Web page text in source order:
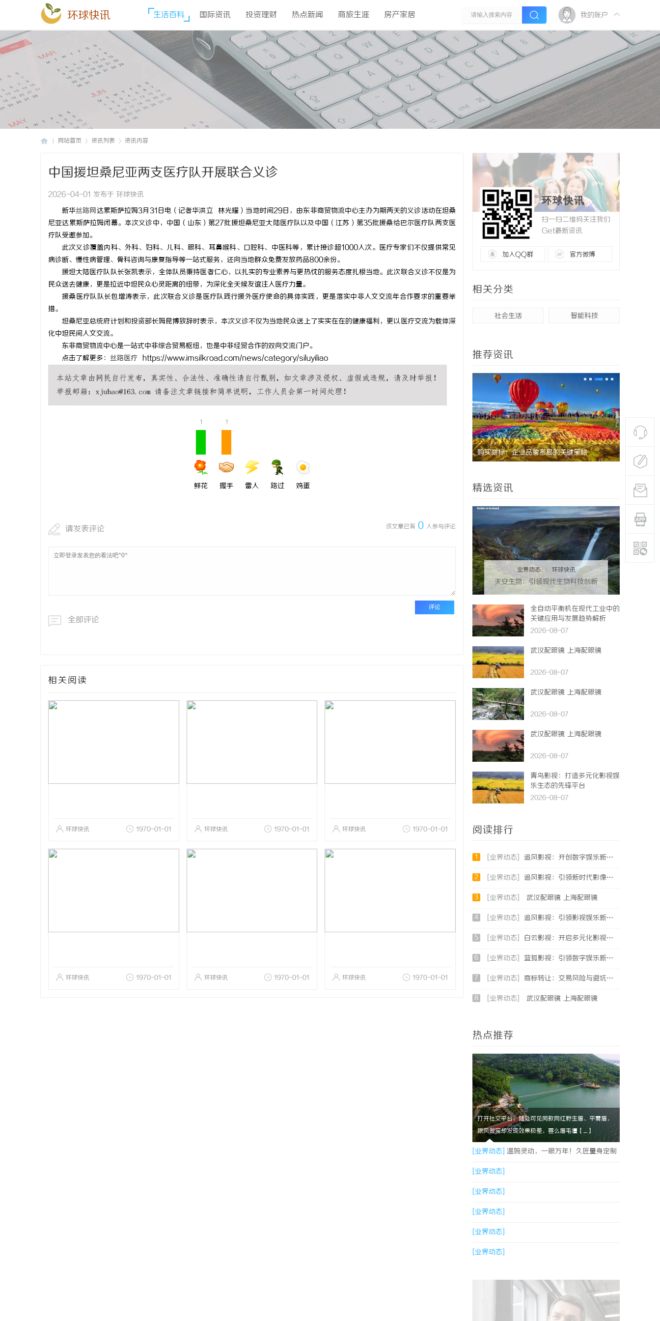
环球快讯 生活百科 国际资讯 投资理财 热点新闻 商旅生涯 房产家居 我的账户
网站首页 资讯列表 资讯内容
中国援坦桑尼亚两支医疗队开展联合义诊
2026-04-01 发布于 环球快讯
新华丝路网达累斯萨拉姆3月31日电（记者华洪立 林光耀）当地时间29日，由东非商贸物流中心主办为期两天的义诊活动在坦桑
尼亚达累斯萨拉姆闭幕。本次义诊中，中国（山东）第27批援坦桑尼亚大陆医疗队以及中国（江苏）第35批援桑给巴尔医疗队两支医
疗队受邀参加。
此次义诊覆盖内科、外科、妇科、儿科、眼科、耳鼻喉科、口腔科、中医科等，累计接诊超1000人次。医疗专家们不仅提供常见
病诊断、慢性病管理、骨科咨询与康复指导等一站式服务，还向当地群众免费发放药品800余份。
援坦大陆医疗队队长张凯表示，全体队员秉持医者仁心，以扎实的专业素养与更热忱的服务态度扎根当地。此次联合义诊不仅是为
民众送去健康，更是拉近中坦民众心灵距离的纽带，为深化全天候友谊注入医疗力量。
援桑医疗队队长包增涛表示，此次联合义诊是医疗队践行援外医疗使命的具体实践，更是落实中非人文交流年合作要求的重要举
措。
坦桑尼亚总统府计划和投资部长姆昆博致辞时表示，本次义诊不仅为当地民众送上了实实在在的健康福利，更以医疗交流为载体深
化中坦民间人文交流。
东非商贸物流中心是一站式中非综合贸易枢纽，也是中非经贸合作的双向交流门户。
点击了解更多： 丝路医疗 https://www.imsilkroad.com/news/category/siluyiliao
1
鲜花
1
握手 雷人 路过 鸡蛋
该文章已有 0 人参与评论
请发表评论
评论
全部评论
相关阅读
环球快讯 1970-01-01 环球快讯 1970-01-01 环球快讯 1970-01-01
环球快讯 1970-01-01 环球快讯 1970-01-01 环球快讯 1970-01-01
环球快讯
扫一扫二维码关注我们
Get最新资讯
加入QQ群 官方微博
相关分类
社会生活 智能科技
推荐资讯
开店最怕“搜不到”为什么隔壁店铺没花钱，
ai却天天给他免费派单？
购买商标：企业品牌布局的关键策略 武汉配眼
精选资讯
业界动态 环球快讯
天安生物：引领现代生物科技创新
发展的先锋企业
全自动平衡机在现代工业中的
关键应用与发展趋势解析
2026-08-07
武汉配眼镜 上海配眼镜
2026-08-07
武汉配眼镜 上海配眼镜
2026-08-07
武汉配眼镜 上海配眼镜
2026-08-07
青鸟影视：打造多元化影视娱
乐生态的先锋平台
2026-08-07
阅读排行
1 [业界动态] 追风影视：开创数字娱乐新时代的先锋平台
2 [业界动态] 追风影视：引领新时代影像文化的创新平台
3 [业界动态] 武汉配眼镜 上海配眼镜
4 [业界动态] 追风影视：引领影视娱乐新时代的全方位平台
5 [业界动态] 白云影视：开启多元化影视创作新时代的领航者
6 [业界动态] 蓝狐影视：引领数字娱乐新时代的先锋力量
7 [业界动态] 商标转让：交易风险与避坑指南
8 [业界动态] 武汉配眼镜 上海配眼镜
热点推荐
打开社交平台，随处可见同款网红野生眉、平雾眉，
跟风做完却发现效果极差，要么眉毛僵【....】
[业界动态] 温婉灵动，一眼万年！久匠量身定制
的眉眼唇，才是你整张脸的点睛之笔！淡颜系女
生的气质加分项
[业界动态]
[业界动态]
[业界动态]
[业界动态]
[业界动态]